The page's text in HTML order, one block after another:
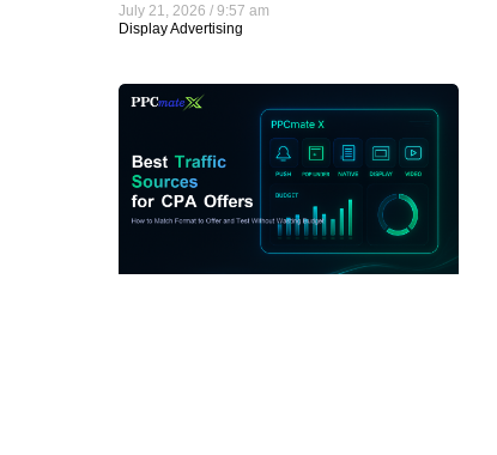
July 21, 2026
9:57 am
Display Advertising